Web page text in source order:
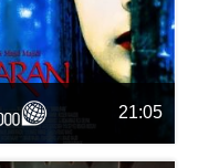
21:05